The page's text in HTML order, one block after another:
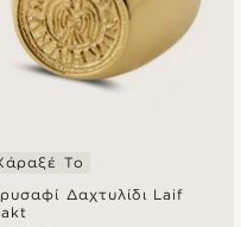
Δαχτυλίδι Laif
Το